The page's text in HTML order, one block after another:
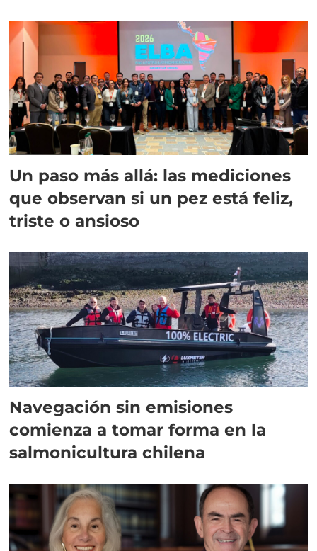
Un paso más allá: las mediciones
que observan si un pez está feliz,
triste o ansioso
Navegación sin emisiones
comienza a tomar forma en la
salmonicultura chilena